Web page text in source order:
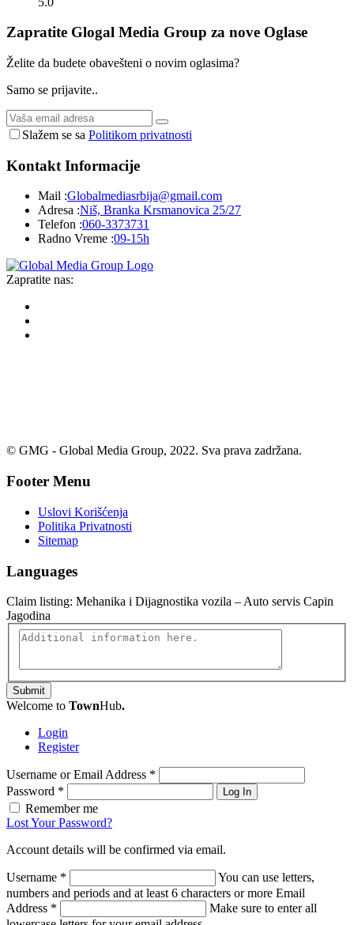
Zapratite Glogal Media Group za nove Oglase
Želite da budete obavešteni o novim oglasima?
Samo se prijavite..
Slažem se sa Politikom privatnosti
Kontakt Informacije
Mail :Globalmediasrbija@gmail.com
Adresa :Niš, Branka Krsmanovica 25/27
Telefon :060-3373731
Radno Vreme :09-15h
Zapratite nas:
© GMG - Global Media Group, 2022. Sva prava zadržana.
Footer Menu
Uslovi Korišćenja
Politika Privatnosti
Sitemap
Languages
Claim listing: Mehanika i Dijagnostika vozila – Auto servis Capin
Jagodina
Submit
Welcome to TownHub.
Login
Register
Username or Email Address *
Password * Log In
Remember me
Lost Your Password?
Account details will be confirmed via email.
Username *
You can use letters,
numbers and periods and at least 6 characters or more Email
Address *
Make sure to enter all